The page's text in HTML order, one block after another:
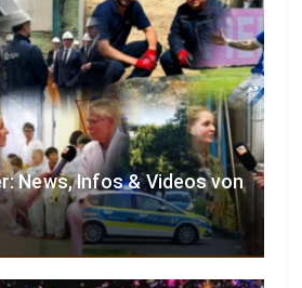
News, Infos & Videos von